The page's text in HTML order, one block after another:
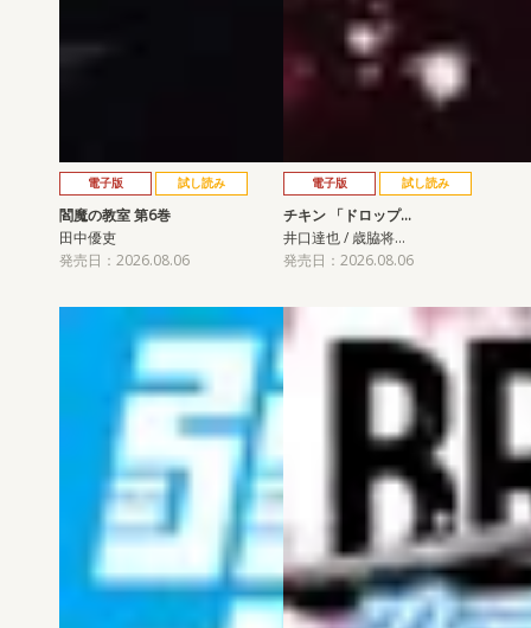
電子版 試し読み
閻魔の教室 第6巻
田中優吏
発売日：2026.08.06
電子版 試し読み
チキン 「ドロップ…
井口達也 / 歳脇将…
発売日：2026.08.06